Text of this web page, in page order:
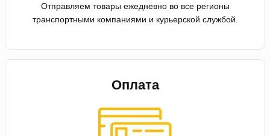
Отправляем товары ежедневно во все регионы
транспортными компаниями и курьерской службой.
Оплата